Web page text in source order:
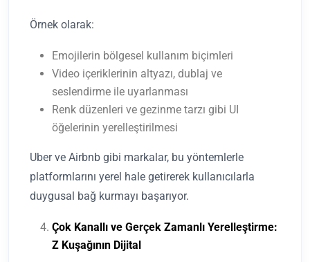
Örnek olarak:
Emojilerin bölgesel kullanım biçimleri
Video içeriklerinin altyazı, dublaj ve
seslendirme ile uyarlanması
Renk düzenleri ve gezinme tarzı gibi UI
öğelerinin yerelleştirilmesi
Uber ve Airbnb gibi markalar, bu yöntemlerle
platformlarını yerel hale getirerek kullanıcılarla
duygusal bağ kurmayı başarıyor.
Çok Kanallı ve Gerçek Zamanlı Yerelleştirme:
Z Kuşağının Dijital